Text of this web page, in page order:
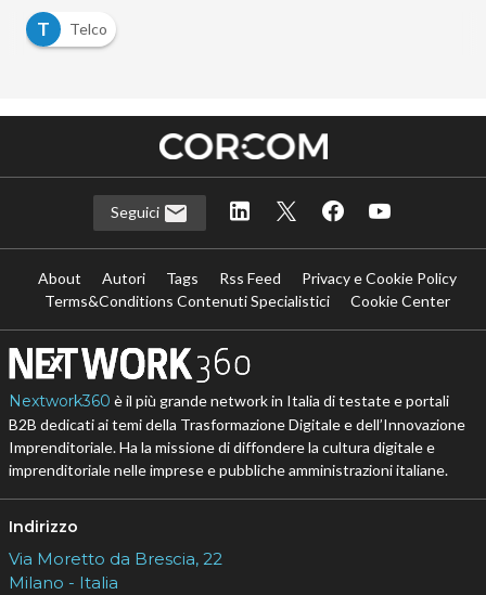
T
Telco
Seguici
About Autori Tags Rss Feed
Privacy e Cookie Policy
Terms&Conditions Contenuti Specialistici
Cookie Center
Nextwork360 è il più grande network in Italia di testate e portali
B2B dedicati ai temi della Trasformazione Digitale e dell’Innovazione
Imprenditoriale. Ha la missione di diffondere la cultura digitale e
imprenditoriale nelle imprese e pubbliche amministrazioni italiane.
Indirizzo
Via Moretto da Brescia, 22
Milano - Italia